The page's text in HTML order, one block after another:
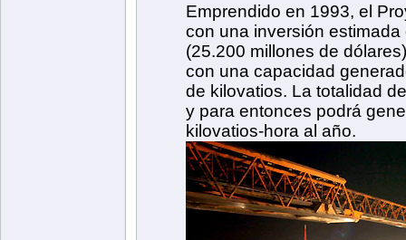
Emprendido en 1993, el
con una inversión
(25.200 millones de
con una capacidad
de kilovatios. La totalidad
y para entonces podrá
kilovatios-hora al año.